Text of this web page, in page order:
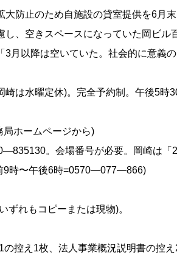
大防止のため自施設の貸室提供を6月
、空きスペースになっていた岡ビル
3月以降は空いていた。社会的に意義
崎は水曜定休)。完全予約制。午後5時
局ホームページから)
。会場番号が必要。岡崎は「
9時〜午後6時=0570—077—866)
ずれもコピーまたは現物)。
控え1枚、法人事業概況説明書の控え